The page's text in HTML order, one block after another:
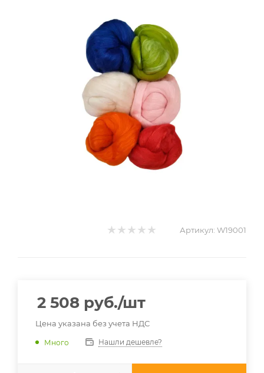
Артикул: W19001
2 508 руб./шт
Цена указана без учета НДС
Много Нашли дешевле?